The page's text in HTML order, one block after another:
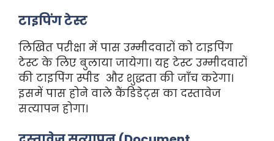
टाइपिंग टेस्ट
लिखित परीक्षा में पास उम्मीदवारों को टाइपिंग
टेस्ट के लिए बुलाया जायेगा। यह टेस्ट उम्मीदवारों
की टाइपिंग स्पीड और शुद्धता की जाँच करेगा।
इसमें पास होने वाले कैंडिडेट्स का दस्तावेज
सत्यापन होगा।